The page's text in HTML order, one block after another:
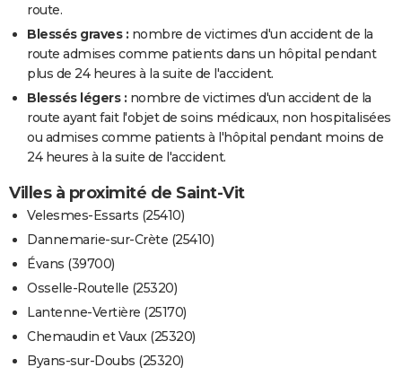
route.
Blessés graves : nombre de victimes d'un accident de la
route admises comme patients dans un hôpital pendant
plus de 24 heures à la suite de l'accident.
Blessés légers : nombre de victimes d'un accident de la
route ayant fait l'objet de soins médicaux, non hospitalisées
ou admises comme patients à l'hôpital pendant moins de
24 heures à la suite de l'accident.
Villes à proximité de Saint-Vit
Velesmes-Essarts (25410)
Dannemarie-sur-Crète (25410)
Évans (39700)
Osselle-Routelle (25320)
Lantenne-Vertière (25170)
Chemaudin et Vaux (25320)
Byans-sur-Doubs (25320)